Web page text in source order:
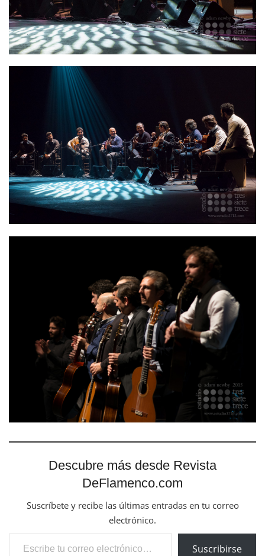
Descubre más desde Revista
DeFlamenco.com
Suscríbete y recibe las últimas entradas en tu correo
electrónico.
Escribe tu correo electrónico…
Suscribirse